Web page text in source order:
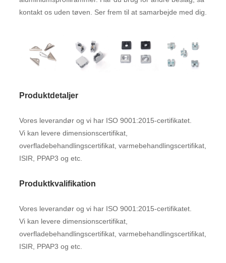
kontakt os uden tøven. Ser frem til at samarbejde med dig.
Produktdetaljer
Vores leverandør og vi har ISO 9001:2015-certifikatet.
Vi kan levere dimensionscertifikat,
overfladebehandlingscertifikat, varmebehandlingscertifikat,
ISIR, PPAP3 og etc.
Produktkvalifikation
Vores leverandør og vi har ISO 9001:2015-certifikatet.
Vi kan levere dimensionscertifikat,
overfladebehandlingscertifikat, varmebehandlingscertifikat,
ISIR, PPAP3 og etc.